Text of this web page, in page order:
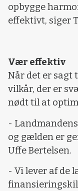
opbygge
effektivt, siger
Vær effektiv
Når det er sagt
vilkår, der er
nødt til at
-
og gælden er
Uffe Bertelsen.
- Vi lever af de